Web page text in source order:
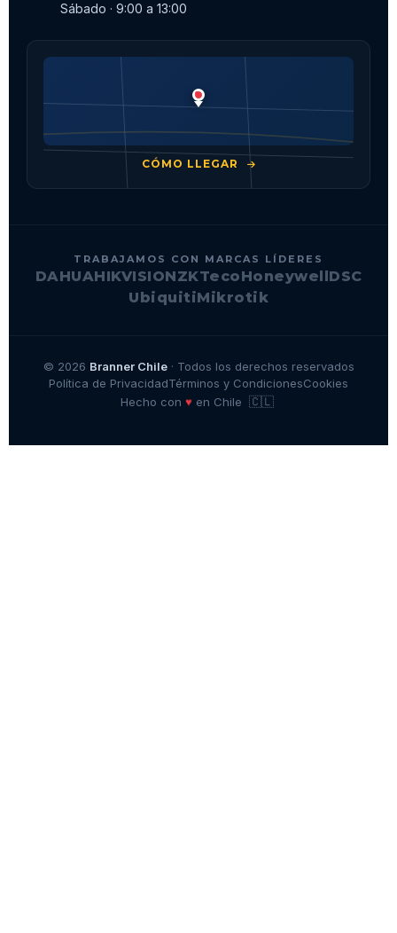
Sábado · 9:00 a 13:00
CÓMO LLEGAR
TRABAJAMOS CON MARCAS LÍDERES
DAHUAHIKVISIONZKTecoHoneywellDSC
UbiquitiMikrotik
© 2026 Branner Chile· Todos los derechos reservados
Política de PrivacidadTérminos y CondicionesCookies
Hecho con ♥en Chile 🇨🇱